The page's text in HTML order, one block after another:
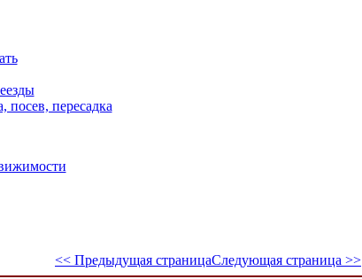
посев, пересадка
<< Предыдущая страницаСледующая страница >>